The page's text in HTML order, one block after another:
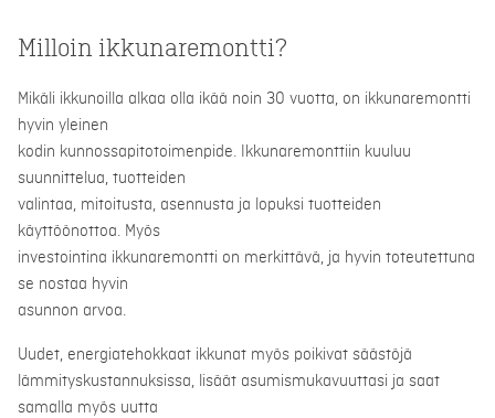
Milloin ikkunaremontti?
Mikäli ikkunoilla alkaa olla ikää noin 30 vuotta, on ikkunaremontti
hyvin yleinen
kodin kunnossapitotoimenpide. Ikkunaremonttiin kuuluu
suunnittelua, tuotteiden
valintaa, mitoitusta, asennusta ja lopuksi tuotteiden
käyttöönottoa. Myös
investointina ikkunaremontti on merkittävä, ja hyvin toteutettuna
se nostaa hyvin
asunnon arvoa.
Uudet, energiatehokkaat ikkunat myös poikivat säästöjä
lämmityskustannuksissa, lisäät asumismukavuuttasi ja saat
samalla myös uutta